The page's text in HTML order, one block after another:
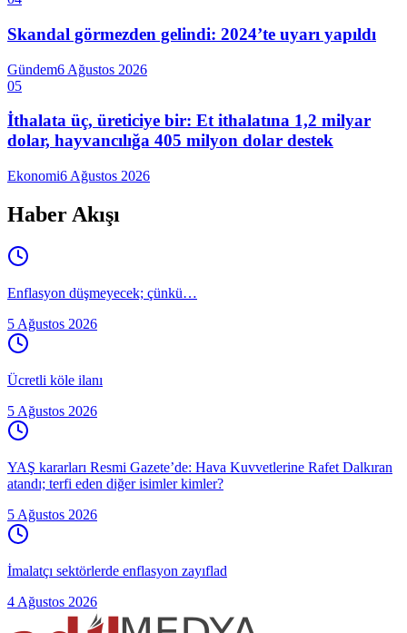
Skandal görmezden gelindi: 2024’te uyarı yapıldı
Gündem6 Ağustos 2026
05
İthalata üç, üreticiye bir: Et ithalatına 1,2 milyar
dolar, hayvancılığa 405 milyon dolar destek
Ekonomi6 Ağustos 2026
Haber Akışı
Enflasyon düşmeyecek; çünkü…
5 Ağustos 2026
Ücretli köle ilanı
5 Ağustos 2026
YAŞ kararları Resmi Gazete’de: Hava Kuvvetlerine Rafet Dalkıran
atandı; terfi eden diğer isimler kimler?
5 Ağustos 2026
İmalatçı sektörlerde enflasyon zayıflad
4 Ağustos 2026